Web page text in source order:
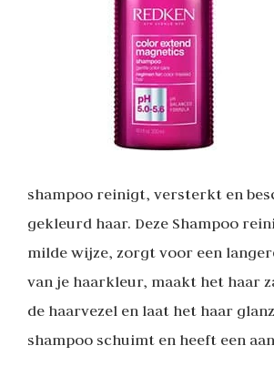
shampoo reinigt, versterkt en
gekleurd haar. Deze Shampoo
milde wijze, zorgt voor een
van je haarkleur, maakt het haar
de haarvezel en laat het haar
shampoo schuimt en heeft een